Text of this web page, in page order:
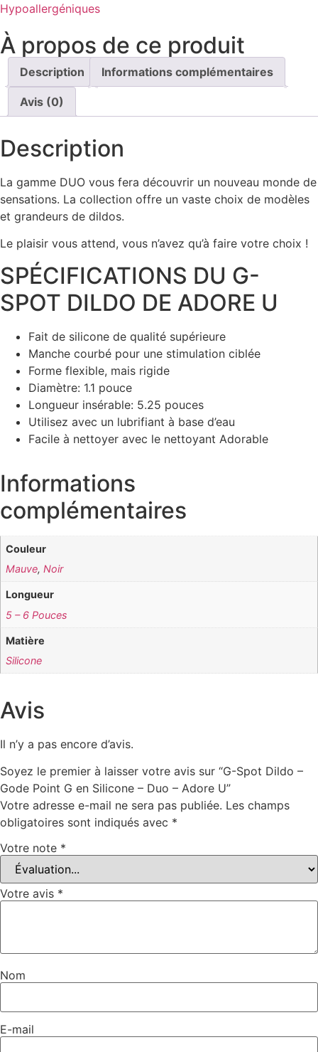
Hypoallergéniques
À propos de ce produit
Description Informations complémentaires
Avis (0)
Description
La gamme DUO vous fera découvrir un nouveau monde de
sensations. La collection offre un vaste choix de modèles
et grandeurs de dildos.
Le plaisir vous attend, vous n’avez qu’à faire votre choix !
SPÉCIFICATIONS DU G-
SPOT DILDO DE ADORE U
Fait de silicone de qualité supérieure
Manche courbé pour une stimulation ciblée
Forme flexible, mais rigide
Diamètre: 1.1 pouce
Longueur insérable: 5.25 pouces
Utilisez avec un lubrifiant à base d’eau
Facile à nettoyer avec le nettoyant Adorable
Informations
complémentaires
Couleur
Mauve,Noir
Longueur
5 – 6 Pouces
Matière
Silicone
Avis
Il n’y a pas encore d’avis.
Soyez le premier à laisser votre avis sur “G-Spot Dildo –
Gode Point G en Silicone – Duo – Adore U”
Votre adresse e-mail ne sera pas publiée. Les champs
obligatoires sont indiqués avec *
Votre note *
Votre avis *
Nom
E-mail